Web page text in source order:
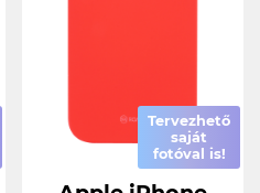
Tervezhető
saját
fotóval is!